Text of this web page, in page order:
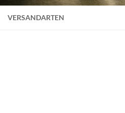
VERSANDARTEN